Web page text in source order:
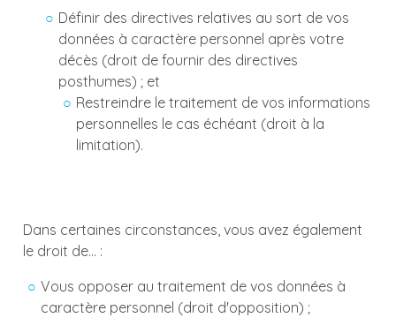
Définir des directives relatives au sort de vos
données à caractère personnel après votre
décès (droit de fournir des directives
posthumes) ; et
Restreindre le traitement de vos informations
personnelles le cas échéant (droit à la
limitation).
Dans certaines circonstances, vous avez également
le droit de... :
Vous opposer au traitement de vos données à
caractère personnel (droit d'opposition) ;